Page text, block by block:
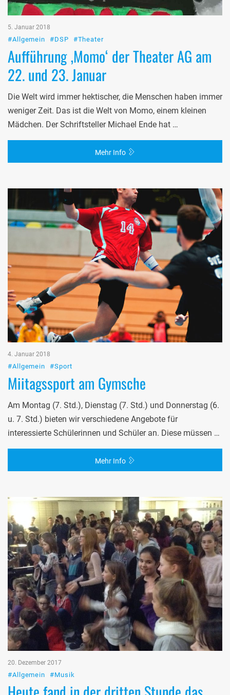
5. Januar 2018
#Allgemein #DSP #Theater
Aufführung ‚Momo‘ der Theater AG am
22. und 23. Januar
Die Welt wird immer hektischer, die Menschen haben immer
weniger Zeit. Das ist die Welt von Momo, einem kleinen
Mädchen. Der Schriftsteller Michael Ende hat …
Mehr Info
4. Januar 2018
#Allgemein #Sport
Miitagssport am Gymsche
Am Montag (7. Std.), Dienstag (7. Std.) und Donnerstag (6.
u. 7. Std.) bieten wir verschiedene Angebote für
interessierte Schülerinnen und Schüler an. Diese müssen …
Mehr Info
20. Dezember 2017
#Allgemein #Musik